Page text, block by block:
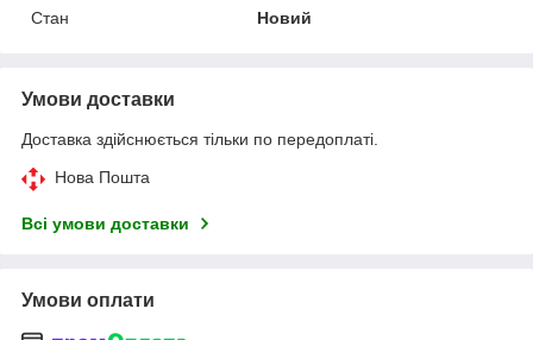
Стан
Новий
Умови доставки
Доставка здійснюється тільки по передоплаті.
Нова Пошта
Всі умови доставки
Умови оплати